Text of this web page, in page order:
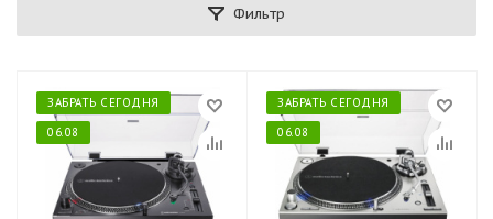
Фильтр
ЗАБРАТЬ СЕГОДНЯ
06.08
ЗАБРАТЬ СЕГОДНЯ
06.08